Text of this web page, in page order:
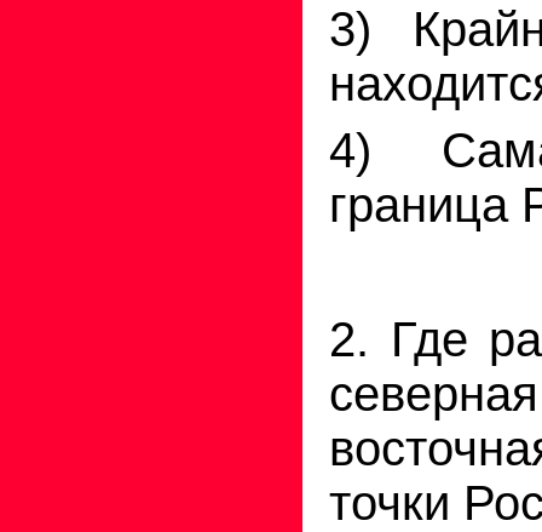
3)
4)
граница
2. Где
точки